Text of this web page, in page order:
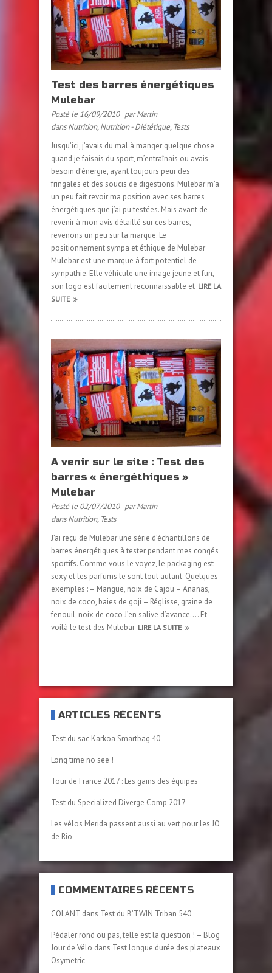
Test des barres énergétiques
Mulebar
Posté le 16/09/2010 par Martin
dansNutrition,Nutrition - Diététique, Tests
Jusqu’ici, j’avais du mal à manger quelque chose
quand je faisais du sport, m’entraînais ou avais
besoin d’énergie, ayant toujours peur des
fringales et des soucis de digestions. Mulebar m’a
un peu fait revoir ma position avec ses barres
énergétiques que j’ai pu testées. Mais avant de
revenir à mon avis détaillé sur ces barres,
revenons un peu sur la marque. Le
positionnement sympa et éthique de Mulebar
Mulebar est une marque à fort potentiel de
sympathie. Elle véhicule une image jeune et fun,
son logo est facilement reconnaissable et LIRE LA
SUITE
A venir sur le site : Test des
barres « énergéthiques »
Mulebar
Posté le 02/07/2010 par Martin
dansNutrition, Tests
J’ai reçu de Mulebar une série d’échantillons de
barres énergétiques à tester pendant mes congés
sportifs. Comme vous le voyez, le packaging est
sexy et les parfums le sont tout autant. Quelques
exemples : – Mangue, noix de Cajou – Ananas,
noix de coco, baies de goji – Réglisse, graine de
fenouil, noix de coco J’en salive d’avance…. Et
voilà le test des Mulebar LIRE LA SUITE
ARTICLES RÉCENTS
Test du sac Karkoa Smartbag 40
Long time no see !
Tour de France 2017 : Les gains des équipes
Test du Specialized Diverge Comp 2017
Les vélos Merida passent aussi au vert pour les JO
de Rio
COMMENTAIRES RÉCENTS
COLANT dans Test du B’TWIN Triban 540
Pédaler rond ou pas, telle est la question ! – Blog
Jour de Vélo dans Test longue durée des plateaux
Osymetric